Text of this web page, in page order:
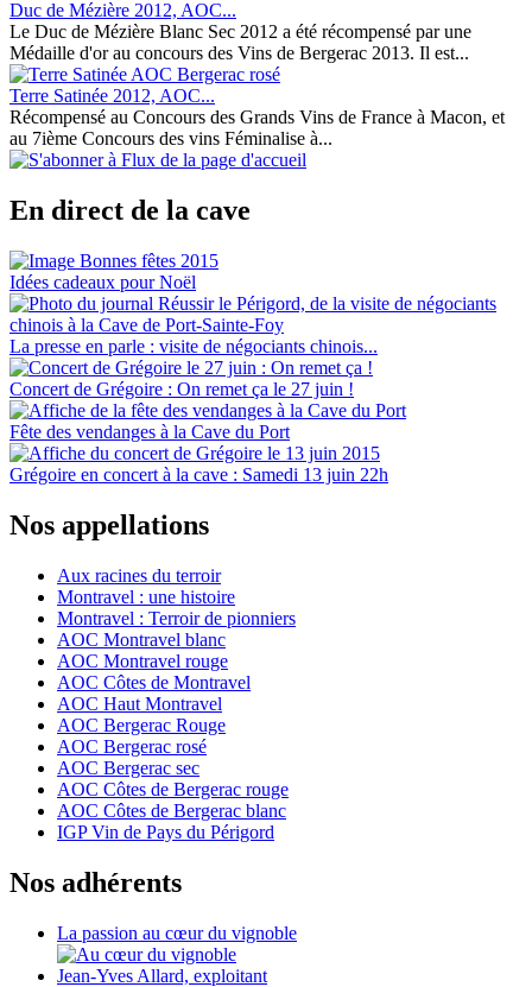
Duc de Mézière 2012, AOC...
Le Duc de Mézière Blanc Sec 2012 a été récompensé par une
Médaille d'or au concours des Vins de Bergerac 2013. Il est...
Terre Satinée 2012, AOC...
Récompensé au Concours des Grands Vins de France à Macon, et
au 7ième Concours des vins Féminalise à...
En direct de la cave
Idées cadeaux pour Noël
La presse en parle : visite de négociants chinois...
Concert de Grégoire : On remet ça le 27 juin !
Fête des vendanges à la Cave du Port
Grégoire en concert à la cave : Samedi 13 juin 22h
Nos appellations
Aux racines du terroir
Montravel : une histoire
Montravel : Terroir de pionniers
AOC Montravel blanc
AOC Montravel rouge
AOC Côtes de Montravel
AOC Haut Montravel
AOC Bergerac Rouge
AOC Bergerac rosé
AOC Bergerac sec
AOC Côtes de Bergerac rouge
AOC Côtes de Bergerac blanc
IGP Vin de Pays du Périgord
Nos adhérents
La passion au cœur du vignoble
Jean-Yves Allard, exploitant